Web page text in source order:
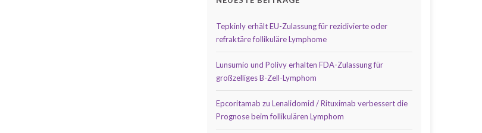
Tepkinly erhält EU-Zulassung für rezidivierte oder
refraktäre follikuläre Lymphome
Lunsumio und Polivy erhalten FDA-Zulassung für
großzelliges B-Zell-Lymphom
Epcoritamab zu Lenalidomid / Rituximab verbessert die
Prognose beim follikulären Lymphom